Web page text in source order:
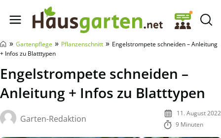
Hausgarten.net
» Gartenpflege » Pflanzenschnitt » Engelstrompete schneiden – Anleitung
+ Infos zu Blatttypen
Engelstrompete schneiden –
Anleitung + Infos zu Blatttypen
Garten-Redaktion
11. August 2022
9 Minuten